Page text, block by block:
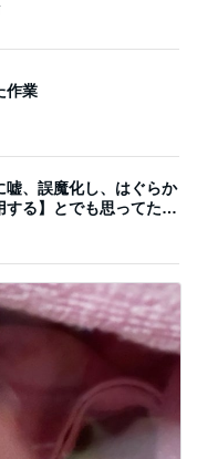
作業
嘘、誤魔化し、はぐらか
する】とでも思ってたん